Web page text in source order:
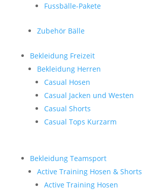
Fussbälle-Pakete
Zubehör Bälle
Bekleidung Freizeit
Bekleidung Herren
Casual Hosen
Casual Jacken und Westen
Casual Shorts
Casual Tops Kurzarm
Bekleidung Teamsport
Active Training Hosen & Shorts
Active Training Hosen